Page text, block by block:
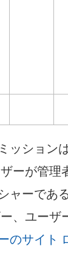
ッション
ーが管
ャーであ
、ユーザ
のサイト